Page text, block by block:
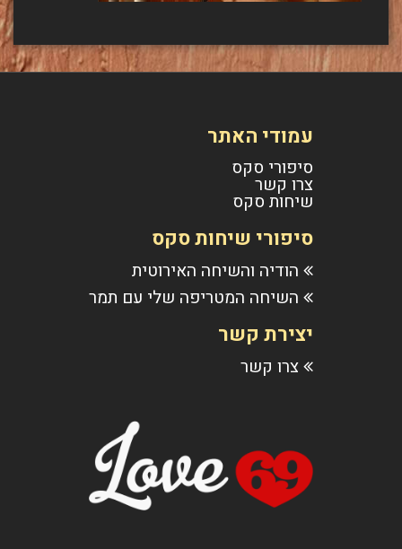
עמודי האתר
סיפורי סקס
צרו קשר
שיחות סקס
סיפורי שיחות סקס
הודיה והשיחה האירוטית
השיחה המטריפה שלי עם תמר
יצירת קשר
צרו קשר